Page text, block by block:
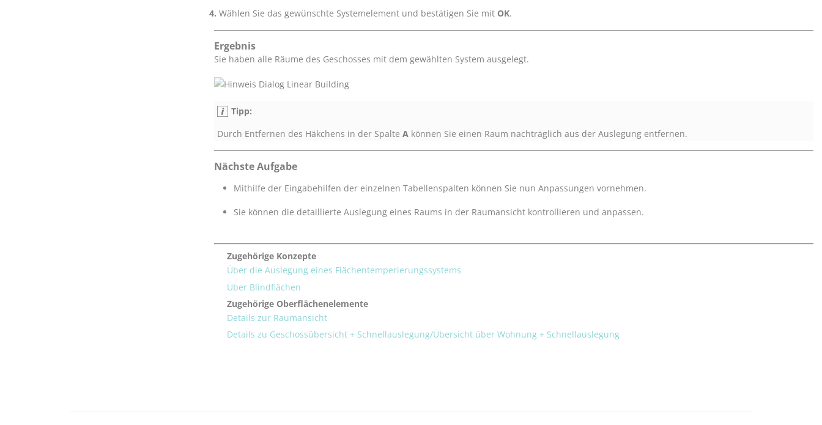
Wählen Sie das gewünschte Systemelement und bestätigen Sie mit OK.
Ergebnis
Sie haben alle Räume des Geschosses mit dem gewählten System ausgelegt.
Tipp:
Durch Entfernen des Häkchens in der Spalte A können Sie einen Raum nachträglich aus der Auslegung entfernen.
Nächste Aufgabe
Mithilfe der Eingabehilfen der einzelnen Tabellenspalten können Sie nun Anpassungen vornehmen.
Sie können die detaillierte Auslegung eines Raums in der Raumansicht kontrollieren und anpassen.
Zugehörige Konzepte
Über die Auslegung eines Flächentemperierungssystems
Über Blindflächen
Zugehörige Oberflächenelemente
Details zur Raumansicht
Details zu Geschossübersicht + Schnellauslegung/Übersicht über Wohnung + Schnellauslegung